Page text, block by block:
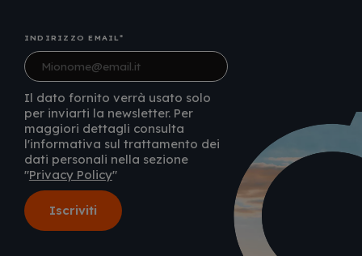
INDIRIZZO EMAIL
Il dato fornito verrà usato solo
per inviarti la newsletter. Per
maggiori dettagli consulta
l'informativa sul trattamento dei
dati personali nella sezione
"Privacy Policy"